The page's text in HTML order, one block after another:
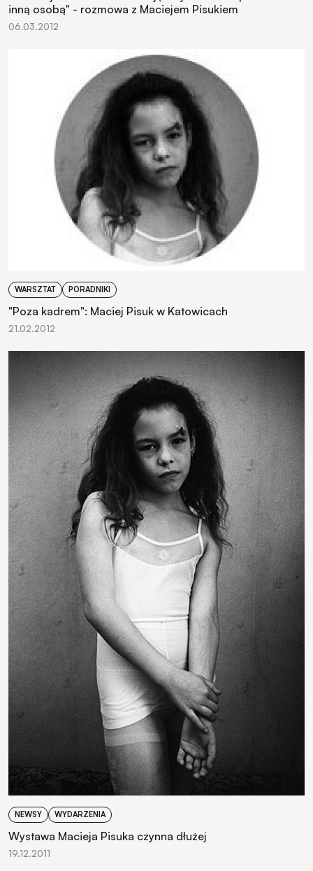
inną osobą" - rozmowa z Maciejem Pisukiem
06.03.2012
WARSZTAT PORADNIKI
"Poza kadrem": Maciej Pisuk w Katowicach
21.02.2012
NEWSY WYDARZENIA
Wystawa Macieja Pisuka czynna dłużej
19.12.2011